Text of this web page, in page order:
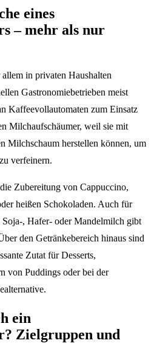
eines
– mehr als nur
in privaten Haushalten
Gastronomiebetrieben meist
Kaffeevollautomaten zum Einsatz
Milchaufschäumer, weil sie mit
Milchschaum herstellen können, um
verfeinern.
Zubereitung von Cappuccino,
heißen Schokoladen. Auch für
, Hafer- oder Mandelmilch gibt
den Getränkebereich hinaus sind
Zutat für Desserts,
von Puddings oder bei der
ein
Zielgruppen und